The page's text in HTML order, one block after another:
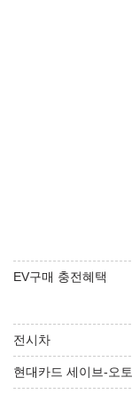
EV구매 충전혜택
전시차
현대카드 세이브-오토